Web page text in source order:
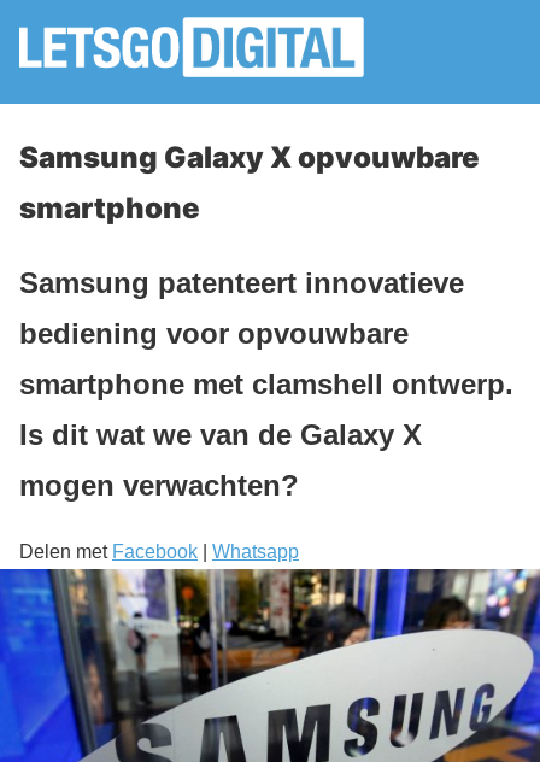
Samsung Galaxy X opvouwbare
smartphone
Samsung patenteert innovatieve
bediening voor opvouwbare
smartphone met clamshell ontwerp.
Is dit wat we van de Galaxy X
mogen verwachten?
Delen met Facebook Whatsapp